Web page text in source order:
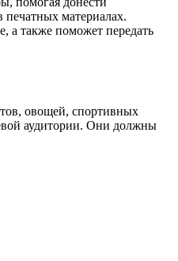
материалах.
а также поможет передать
овощей, спортивных
аудитории. Они должны